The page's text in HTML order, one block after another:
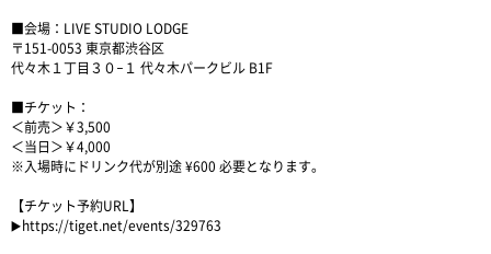
■会場：LIVE STUDIO LODGE
〒151-0053 東京都渋谷区
代々木１丁目３０−１ 代々木パークビル B1F
■チケット：
＜前売＞￥3,500
＜当日＞￥4,000
※入場時にドリンク代が別途 ¥600 必要となります。
【チケット予約URL】
▶️https://tiget.net/events/329763